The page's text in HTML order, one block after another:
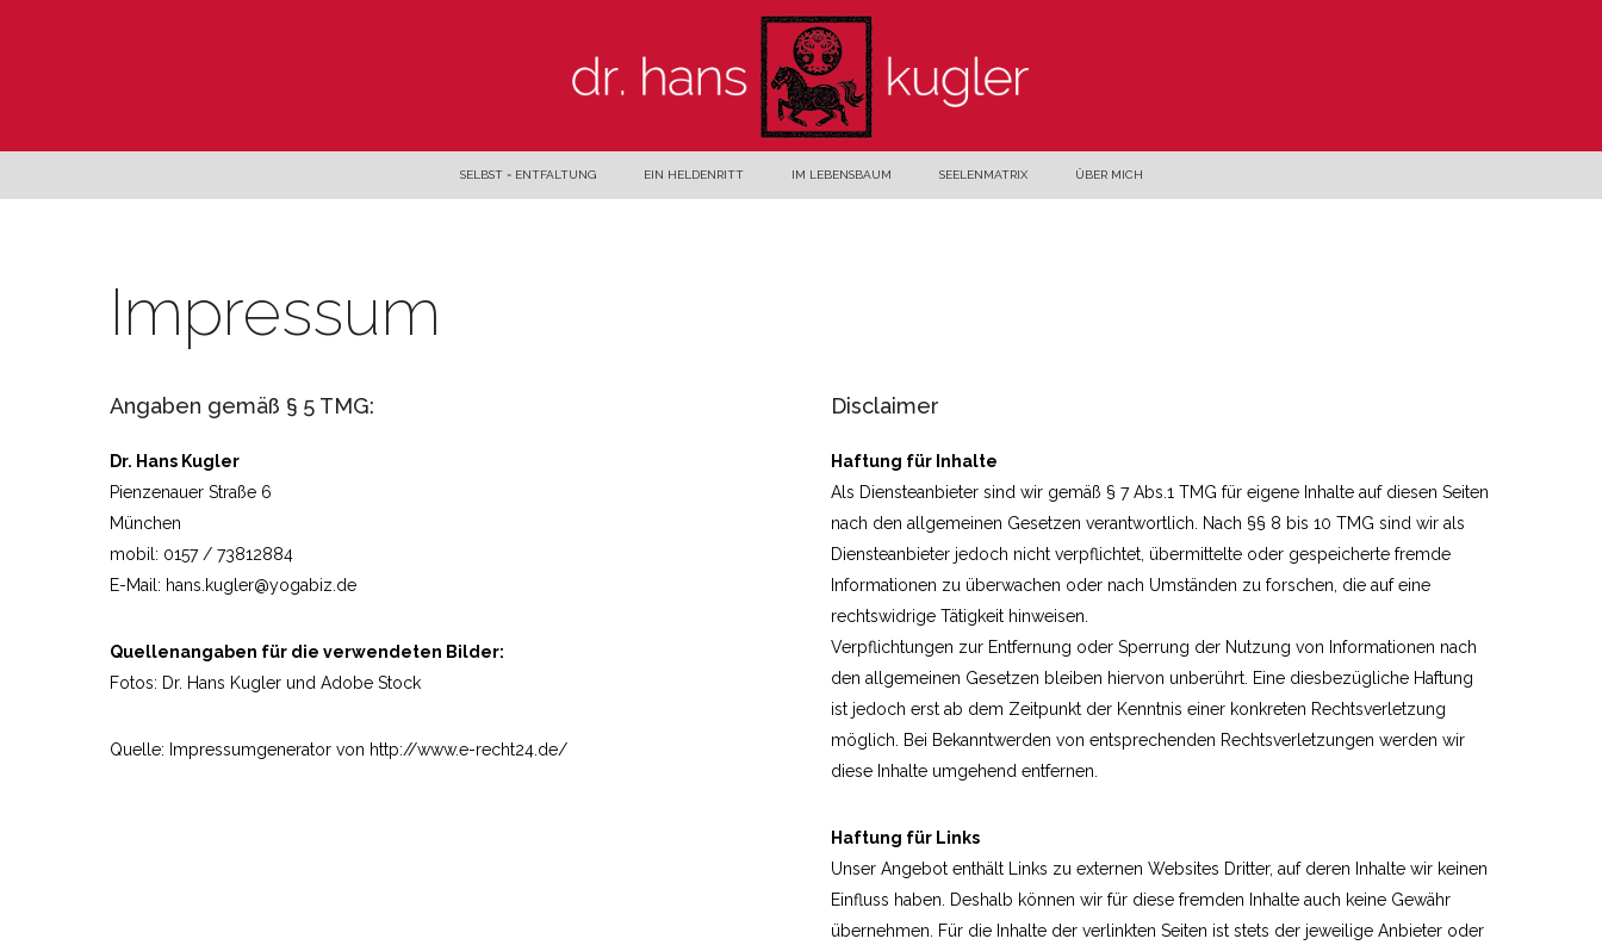
SELBST = ENTFALTUNG EIN HELDENRITT IM LEBENSBAUM SEELENMATRIX ÜBER MICH
Impressum
Angaben gemäß § 5 TMG:
Dr. Hans Kugler
Pienzenauer Straße 6
München
mobil: 0157 / 73812884
E-Mail: hans.kugler@yogabiz.de
Quellenangaben für die verwendeten Bilder:
Fotos: Dr. Hans Kugler und Adobe Stock
Quelle: Impressumgenerator von http://www.e-recht24.de/
Disclaimer
Haftung für Inhalte
Als Diensteanbieter sind wir gemäß § 7 Abs.1 TMG für eigene Inhalte auf diesen Seiten
nach den allgemeinen Gesetzen verantwortlich. Nach §§ 8 bis 10 TMG sind wir als
Diensteanbieter jedoch nicht verpflichtet, übermittelte oder gespeicherte fremde
Informationen zu überwachen oder nach Umständen zu forschen, die auf eine
rechtswidrige Tätigkeit hinweisen.
Verpflichtungen zur Entfernung oder Sperrung der Nutzung von Informationen nach
den allgemeinen Gesetzen bleiben hiervon unberührt. Eine diesbezügliche Haftung
ist jedoch erst ab dem Zeitpunkt der Kenntnis einer konkreten Rechtsverletzung
möglich. Bei Bekanntwerden von entsprechenden Rechtsverletzungen werden wir
diese Inhalte umgehend entfernen.
Haftung für Links
Unser Angebot enthält Links zu externen Websites Dritter, auf deren Inhalte wir keinen
Einfluss haben. Deshalb können wir für diese fremden Inhalte auch keine Gewähr
übernehmen. Für die Inhalte der verlinkten Seiten ist stets der jeweilige Anbieter oder